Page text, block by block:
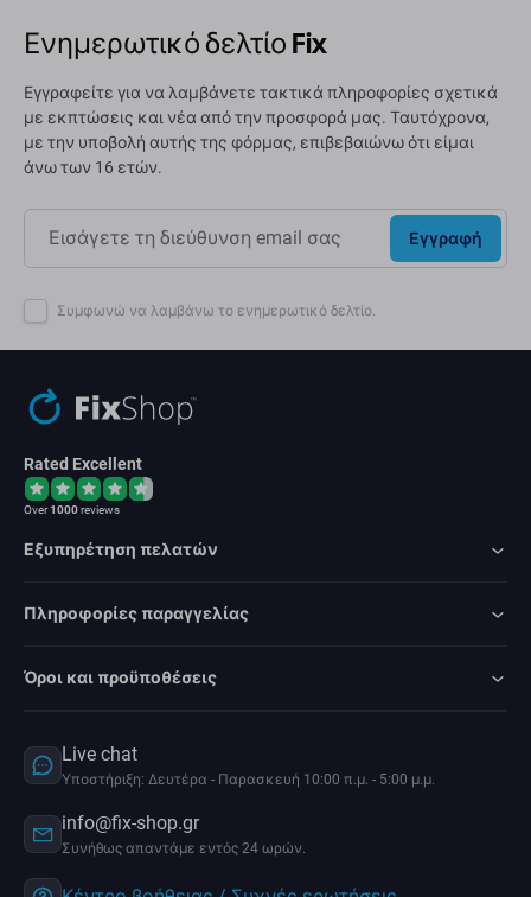
Ενημερωτικό δελτίο Fix
Εγγραφείτε για να λαμβάνετε τακτικά πληροφορίες σχετικά
με εκπτώσεις και νέα από την προσφορά μας. Ταυτόχρονα,
με την υποβολή αυτής της φόρμας, επιβεβαιώνω ότι είμαι
άνω των 16 ετών.
Εγγραφή
Συμφωνώ να λαμβάνω το ενημερωτικό δελτίο.
Rated Excellent
Over1000reviews
Εξυπηρέτηση πελατών
Πληροφορίες παραγγελίας
Όροι και προϋποθέσεις
Live chat
Υποστήριξη: Δευτέρα - Παρασκευή 10:00 π.μ. - 5:00 μ.μ.
info@fix-shop.gr
Συνήθως απαντάμε εντός 24 ωρών.